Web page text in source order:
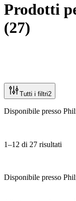
Prodotti
(27)
Tutti i filtri2
Disponibile presso
1–12 di 27 risultati
Disponibile presso